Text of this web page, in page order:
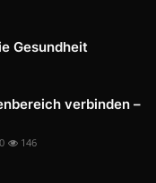
Gesundheit
verbinden –
0 146